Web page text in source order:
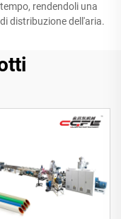
rendendoli una
distribuzione dell'aria.